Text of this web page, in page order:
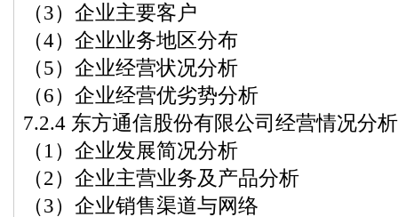
（3）企业主要客户
（4）企业业务地区分布
（5）企业经营状况分析
（6）企业经营优劣势分析
7.2.4 东方通信股份有限公司经营情况分析
（1）企业发展简况分析
（2）企业主营业务及产品分析
（3）企业销售渠道与网络